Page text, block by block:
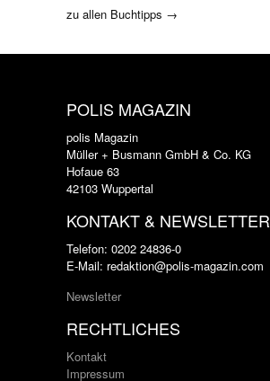
zu allen Buchtipps →
POLIS MAGAZIN
polis Magazin
Müller + Busmann GmbH & Co. KG
Hofaue 63
42103 Wuppertal
KONTAKT & NEWSLETTER
Telefon: 0202 24836-0
E-Mail: redaktion@polis-magazin.com
Newsletter
RECHTLICHES
Kontakt
Impressum